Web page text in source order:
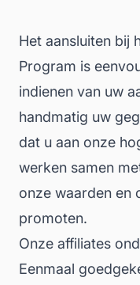
Het aansluiten bij
Program is
indienen van uw
handmatig uw
dat u aan onze
werken samen
onze waarden en
promoten.
Onze affiliates
Eenmaal